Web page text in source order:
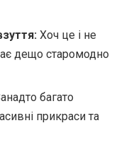
Хоч це і не
дещо старомодно
багато
прикраси та